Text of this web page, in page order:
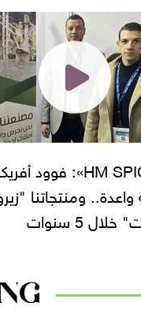
حول "التصنيع
و تأثيره على صادرات
الغذائي"